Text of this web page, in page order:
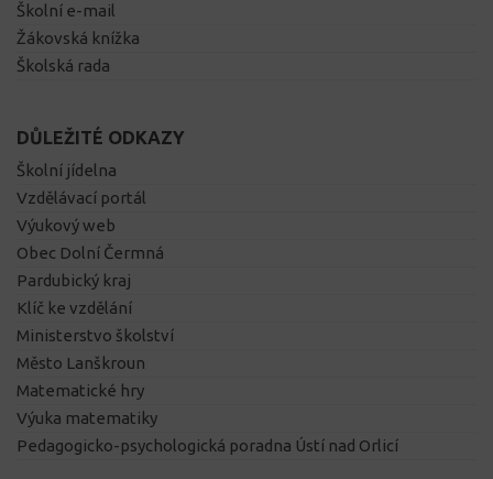
Školní e-mail
Žákovská knížka
Školská rada
DŮLEŽITÉ ODKAZY
Školní jídelna
Vzdělávací portál
Výukový web
Obec Dolní Čermná
Pardubický kraj
Klíč ke vzdělání
Ministerstvo školství
Město Lanškroun
Matematické hry
Výuka matematiky
Pedagogicko-psychologická poradna Ústí nad Orlicí